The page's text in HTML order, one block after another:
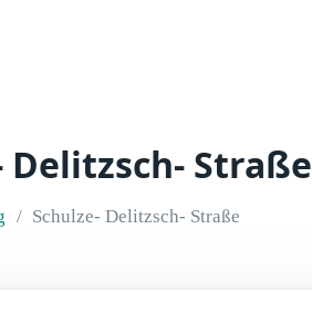
Straße
Schulze- Delitzsch- Straße